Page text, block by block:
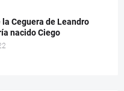
la Ceguera de Leandro
nacido Ciego